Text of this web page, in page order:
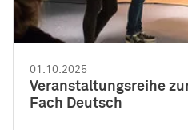
01.10.2025
Veranstaltungsreihe
Fach Deutsch